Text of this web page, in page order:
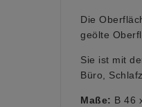
Die
geölte
Sie ist mit
Büro,
Maße: B 46